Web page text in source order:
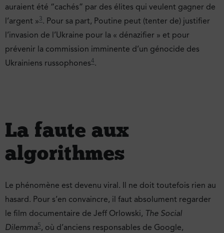
auraient été “cachés” par des élites qui veulent gagner de
l’argent »3. Pour sa part, Poutine peut (tenter de) justifier
l’invasion de l’Ukraine pour la « dénazifier » et pour
prévenir la commission imminente d’un génocide des
Ukrainiens russophones4.
La faute aux
algorithmes
Le phénomène est devenu viral. Il ne doit toutefois rien au
hasard. Pour s’en convaincre, il faut absolument regarder
le film documentaire de Jeff Orlowski, The Social
Dilemma5, où d’anciens responsables de Google,